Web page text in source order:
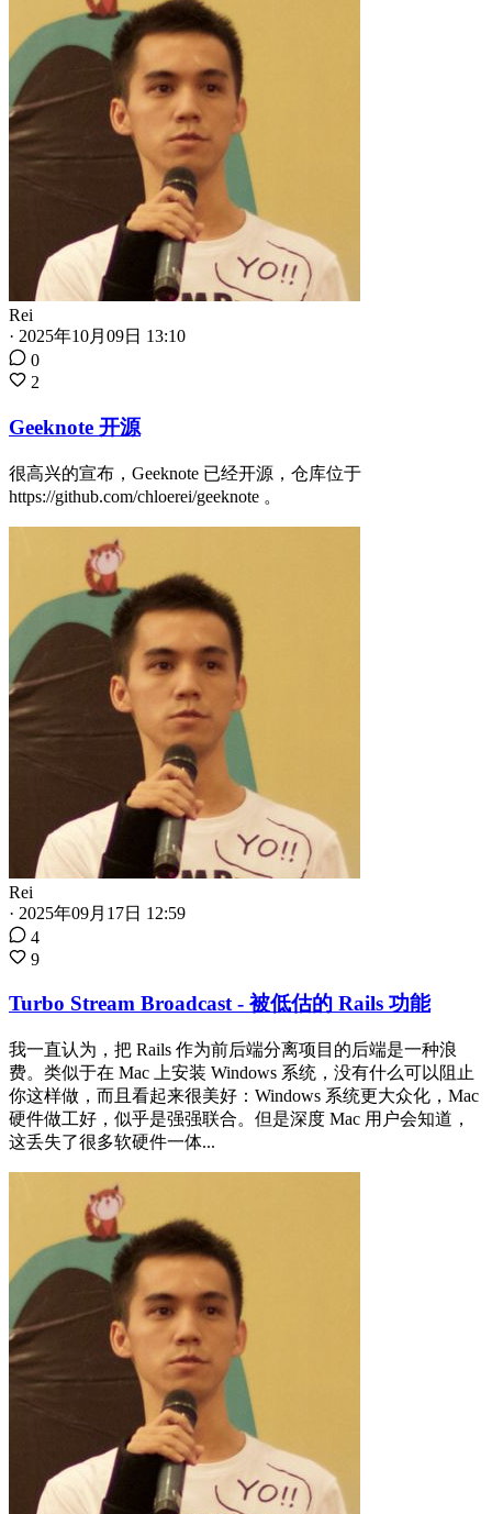
Rei
· 2025年10月09日 13:10
0
2
Geeknote 开源
很高兴的宣布，Geeknote 已经开源，仓库位于
https://github.com/chloerei/geeknote 。
Rei
· 2025年09月17日 12:59
4
9
Turbo Stream Broadcast - 被低估的 Rails 功能
我一直认为，把 Rails 作为前后端分离项目的后端是一种浪
费。类似于在 Mac 上安装 Windows 系统，没有什么可以阻止
你这样做，而且看起来很美好：Windows 系统更大众化，Mac
硬件做工好，似乎是强强联合。但是深度 Mac 用户会知道，
这丢失了很多软硬件一体...